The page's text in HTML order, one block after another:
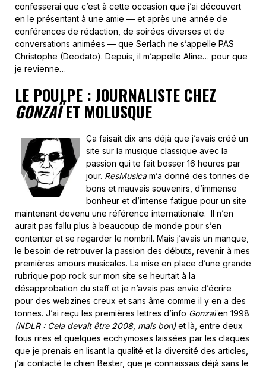
confesserai que c’est à cette occasion que j’ai découvert
en le présentant à une amie — et après une année de
conférences de rédaction, de soirées diverses et de
conversations animées — que Serlach ne s’appelle PAS
Christophe (Deodato). Depuis, il m’appelle Aline… pour que
je revienne…
LE POULPE : JOURNALISTE CHEZ
GONZAÏET MOLUSQUE
Ça faisait dix ans déjà que j’avais créé un
site sur la musique classique avec la
passion qui te fait bosser 16 heures par
jour. ResMusica m’a donné des tonnes de
bons et mauvais souvenirs, d’immense
bonheur et d’intense fatigue pour un site
maintenant devenu une référence internationale. II n’en
aurait pas fallu plus à beaucoup de monde pour s’en
contenter et se regarder le nombril. Mais j’avais un manque,
le besoin de retrouver la passion des débuts, revenir à mes
premières amours musicales. La mise en place d’une grande
rubrique pop rock sur mon site se heurtait à la
désapprobation du staff et je n’avais pas envie d’écrire
pour des webzines creux et sans âme comme il y en a des
tonnes. J’ai reçu les premières lettres d’info Gonzaïen 1998
(NDLR : Cela devait être 2008, mais bon) et là, entre deux
fous rires et quelques ecchymoses laissées par les claques
que je prenais en lisant la qualité et la diversité des articles,
j’ai contacté le chien Bester, que je connaissais déjà sans le